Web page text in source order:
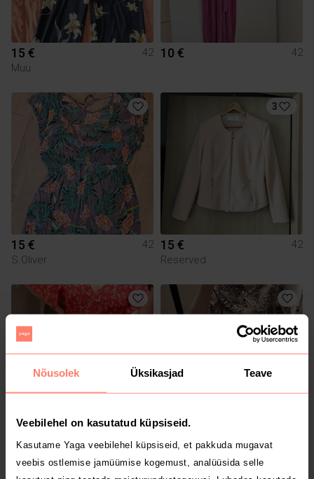
Nõusolek Üksikasjad Teave
Veebilehel on kasutatud küpsiseid.
Kasutame Yaga veebilehel küpsiseid, et pakkuda mugavat
veebis ostlemise jamüümise kogemust, analüüsida selle
15 €
42
Muu
10 € 42
15 €
42
S.Oliver
3
15 €
42
Reserved
Muu